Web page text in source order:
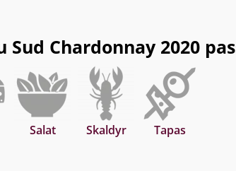
Chardonnay 2020
Salat Skaldyr Tapas